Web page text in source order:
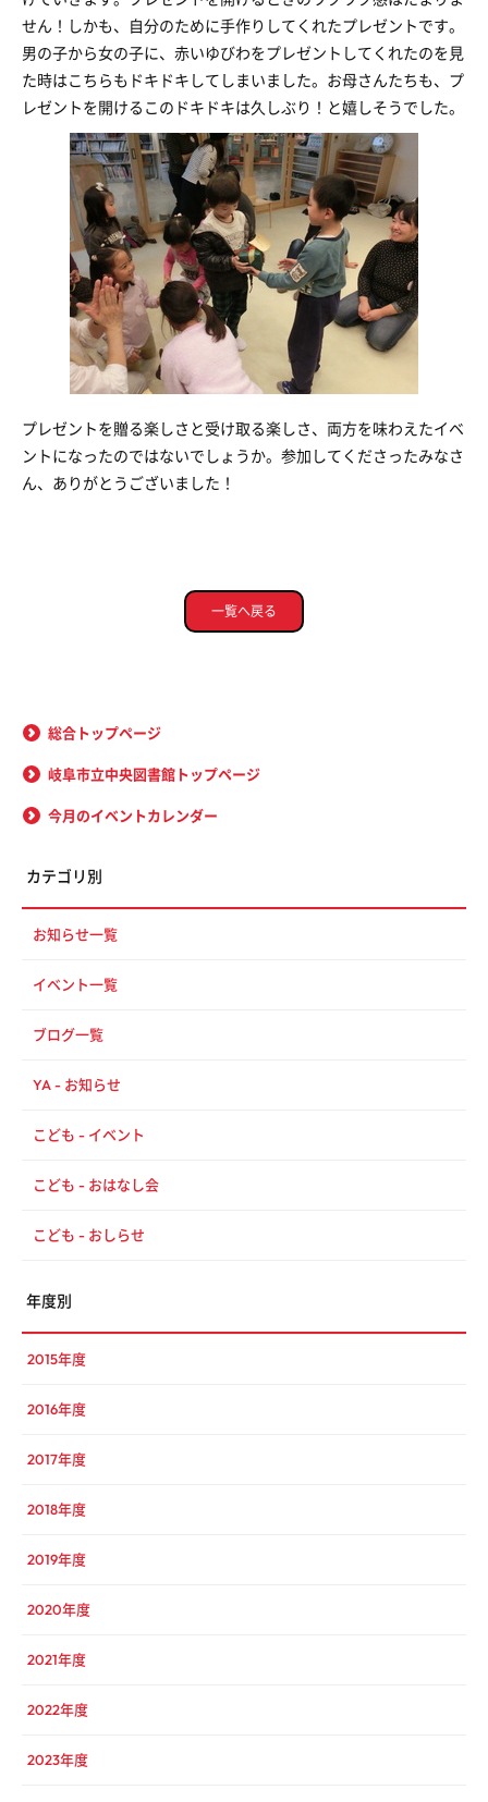
せん！しかも、自分のために手作りしてくれたプレゼントです。
男の子から女の子に、赤いゆびわをプレゼントしてくれたのを見
た時はこちらもドキドキしてしまいました。お母さんたちも、プ
レゼントを開けるこのドキドキは久しぶり！と嬉しそうでした。
プレゼントを贈る楽しさと受け取る楽しさ、両方を味わえたイベ
ントになったのではないでしょうか。参加してくださったみなさ
ん、ありがとうございました！
一覧へ戻る
総合トップページ
岐阜市立中央図書館トップページ
今月のイベントカレンダー
カテゴリ別
お知らせ一覧
イベント一覧
ブログ一覧
YA - お知らせ
こども - イベント
こども - おはなし会
こども - おしらせ
年度別
2015年度
2016年度
2017年度
2018年度
2019年度
2020年度
2021年度
2022年度
2023年度